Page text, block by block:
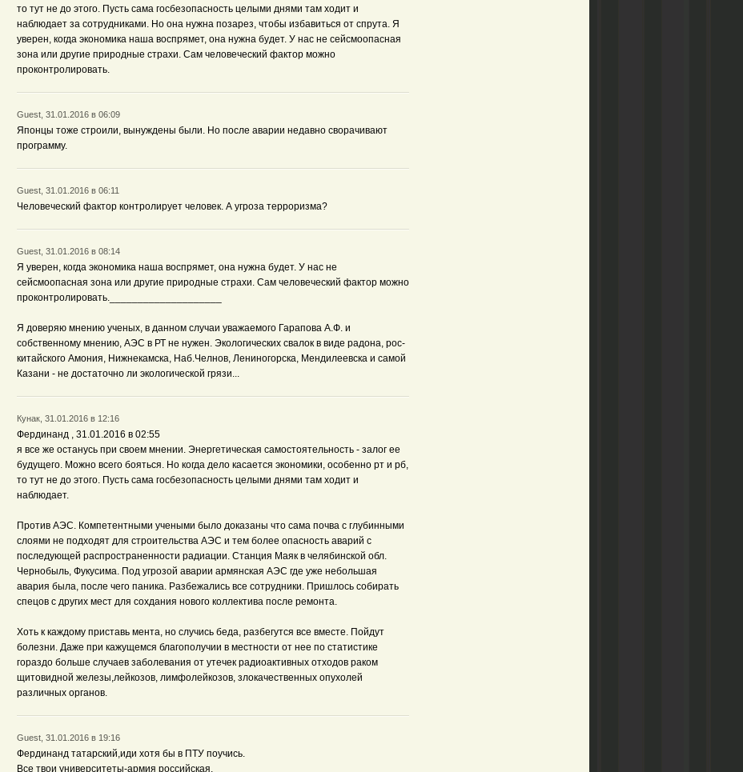
то тут не до этого. Пусть сама госбезопасность целыми днями там ходит и
наблюдает за сотрудниками. Но она нужна позарез, чтобы избавиться от спрута. Я
уверен, когда экономика наша воспрямет, она нужна будет. У нас не сейсмоопасная
зона или другие природные страхи. Сам человеческий фактор можно
проконтролировать.
Guest, 31.01.2016 в 06:09
Японцы тоже строили, вынуждены были. Но после аварии недавно сворачивают
программу.
Guest, 31.01.2016 в 06:11
Человеческий фактор контролирует человек. А угроза терроризма?
Guest, 31.01.2016 в 08:14
Я уверен, когда экономика наша воспрямет, она нужна будет. У нас не
сейсмоопасная зона или другие природные страхи. Сам человеческий фактор можно
проконтролировать.____________________
Я доверяю мнению ученых, в данном случаи уважаемого Гарапова А.Ф. и
собственному мнению, АЭС в РТ не нужен. Экологических свалок в виде радона, рос-
китайского Амония, Нижнекамска, Наб.Челнов, Лениногорска, Мендилеевска и самой
Казани - не достаточно ли экологической грязи...
Кунак, 31.01.2016 в 12:16
Фердинанд , 31.01.2016 в 02:55
я все же останусь при своем мнении. Энергетическая самостоятельность - залог ее
будущего. Можно всего бояться. Но когда дело касается экономики, особенно рт и рб,
то тут не до этого. Пусть сама госбезопасность целыми днями там ходит и
наблюдает.
Против АЭС. Компетентными учеными было доказаны что сама почва с глубинными
слоями не подходят для строительства АЭС и тем более опасность аварий с
последующей распространенности радиации. Станция Маяк в челябинской обл.
Чернобыль, Фукусима. Под угрозой аварии армянская АЭС где уже небольшая
авария была, после чего паника. Разбежались все сотрудники. Пришлось собирать
спецов с других мест для сохдания нового коллектива после ремонта.
Хоть к каждому приставь мента, но случись беда, разбегутся все вместе. Пойдут
болезни. Даже при кажущемся благополучии в местности от нее по статистике
гораздо больше случаев заболевания от утечек радиоактивных отходов раком
щитовидной железы,лейкозов, лимфолейкозов, злокачественных опухолей
различных органов.
Guest, 31.01.2016 в 19:16
Фердинанд татарский,иди хотя бы в ПТУ поучись.
Все твои университеты-армия российская.